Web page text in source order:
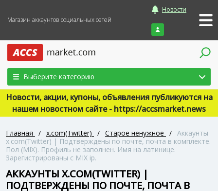
Магазин аккаунтов социальных сетей
Новости
Войти
Выберите категорию
Новости, акции, купоны, объявления публикуются на
нашем новостном сайте - https://accsmarket.news
Главная / x.com(Twitter) / Старое ненужное / Аккаунты
x.com(Twitter) | Подтверждены по почте, почта в комплекте.
Пол (MIX). Профиль не заполнен. Имя на латинице.
Зарегистрированы с MIX ip.
АККАУНТЫ X.COM(TWITTER) |
ПОДТВЕРЖДЕНЫ ПО ПОЧТЕ, ПОЧТА В